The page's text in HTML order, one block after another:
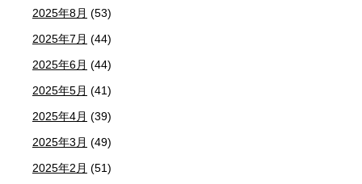
2025年8月 (53)
2025年7月 (44)
2025年6月 (44)
2025年5月 (41)
2025年4月 (39)
2025年3月 (49)
2025年2月 (51)